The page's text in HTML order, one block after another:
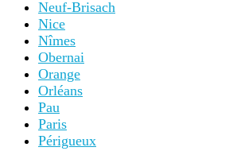
Neuf-Brisach
Nice
Nîmes
Obernai
Orange
Orléans
Pau
Paris
Périgueux